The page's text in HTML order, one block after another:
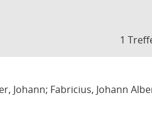
1
Johann; Fabricius, Johann